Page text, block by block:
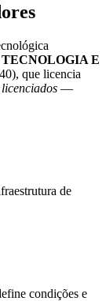
E
que licencia
licenciados —
de
condições e